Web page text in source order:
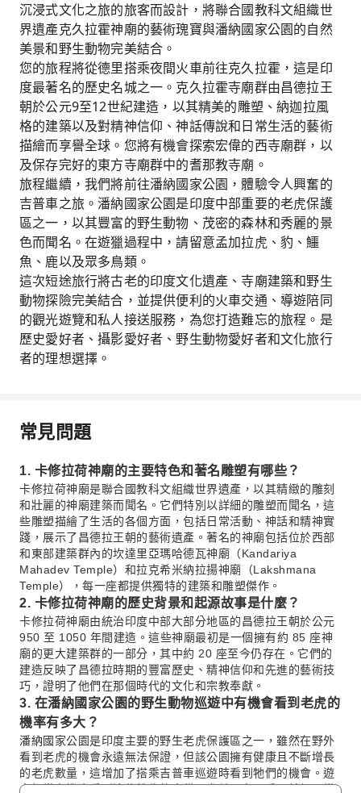
沉浸式文化之旅的旅客而設計，將聯合國教科文組織世
界遺產克久拉霍神廟的藝術瑰寶與潘納國家公園的自然
美景和野生動物完美結合。
您的旅程將從德里搭乘夜間火車前往克久拉霍，這是印
度最著名的歷史名城之一。克久拉霍寺廟群由昌德拉王
朝於公元9至12世紀建造，以其精美的雕塑、納迦拉風
格的建築以及對精神信仰、神話傳說和日常生活的藝術
描繪而享譽全球。您將有機會探索宏偉的西寺廟群，以
及保存完好的東方寺廟群中的耆那教寺廟。
旅程繼續，我們將前往潘納國家公園，體驗令人興奮的
吉普車之旅。潘納國家公園是印度中部重要的老虎保護
區之一，以其豐富的野生動物、茂密的森林和秀麗的景
色而聞名。在遊獵過程中，請留意孟加拉虎、豹、鱷
魚、鹿以及眾多鳥類。
這次短途旅行將古老的印度文化遺產、寺廟建築和野生
動物探險完美結合，並提供便利的火車交通、導遊陪同
的觀光遊覽和私人接送服務，為您打造難忘的旅程。是
歷史愛好者、攝影愛好者、野生動物愛好者和文化旅行
者的理想選擇。
常見問題
1. 卡修拉荷神廟的主要特色和著名雕塑有哪些？
卡修拉荷神廟是聯合國教科文組織世界遺產，以其精緻的雕刻
和壯麗的神廟建築而聞名。它們特別以詳細的雕塑而聞名，這
些雕塑描繪了生活的各個方面，包括日常活動、神話和精神實
踐，展示了昌德拉王朝的藝術遺產。著名的神廟包括位於西部
和東部建築群內的坎達里亞瑪哈德瓦神廟（Kandariya
Mahadev Temple）和拉克希米納拉揚神廟（Lakshmana
Temple），每一座都提供獨特的建築和雕塑傑作。
2. 卡修拉荷神廟的歷史背景和起源故事是什麼？
卡修拉荷神廟由統治印度中部大部分地區的昌德拉王朝於公元
950 至 1050 年間建造。這些神廟最初是一個擁有約 85 座神
廟的更大建築群的一部分，其中約 20 座至今仍存在。它們的
建造反映了昌德拉時期的豐富歷史、精神信仰和先進的藝術技
巧，證明了他們在那個時代的文化和宗教奉獻。
3. 在潘納國家公園的野生動物巡遊中有機會看到老虎的
機率有多大？
潘納國家公園是印度主要的野生老虎保護區之一，雖然在野外
看到老虎的機會永遠無法保證，但該公園擁有健康且不斷增長
的老虎數量，這增加了搭乘吉普車巡遊時看到牠們的機會。遊
客經常有機會看到這些雄偉的大貓，尤其是在旱季，牠們更常